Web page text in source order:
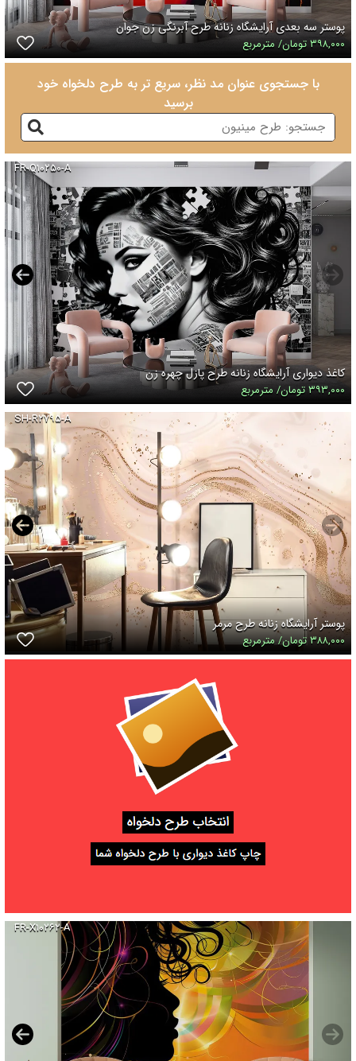
پوستر سه بعدی آرایشگاه زنانه طرح آبرنگی زن جوان
۳۹۸,۰۰۰ تومان/ مترمربع
با جستجوی عنوان مد نظر، سریع تر به طرح دلخواه خود
برسید
FR-Q۱۰۲۵۰-A
کاغذ دیواری آرایشگاه زنانه طرح پازل چهره زن
۳۹۳,۰۰۰ تومان/ مترمربع
SH-R۲۷۹۵-A
پوستر آرایشگاه زنانه طرح مرمر
۳۸۸,۰۰۰ تومان/ مترمربع
FR-X۱۰۲۶۲-A